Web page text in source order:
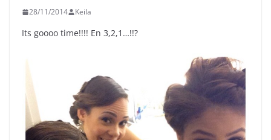
28/11/2014 Keila
Its goooo time!!!! En 3,2,1…!!?